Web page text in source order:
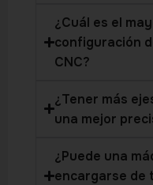
¿Cuál es el
configuración
CNC?
¿Tener más
una mejor
¿Puede una
encargarse de